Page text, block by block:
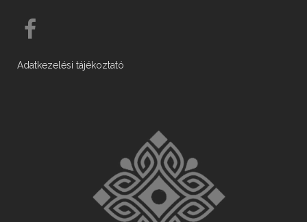
Adatkezelési tájékoztató